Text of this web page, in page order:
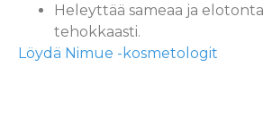
Heleyttää sameaa ja
tehokkaasti.
Löydä Nimue -kosmetologit